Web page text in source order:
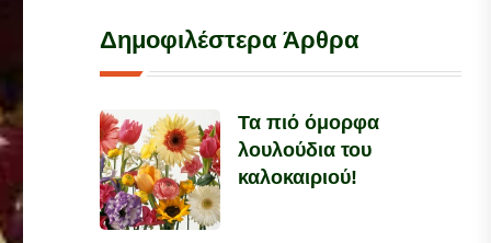
Δημοφιλέστερα Άρθρα
Τα πιό όμορφα
λουλούδια του
καλοκαιριού!